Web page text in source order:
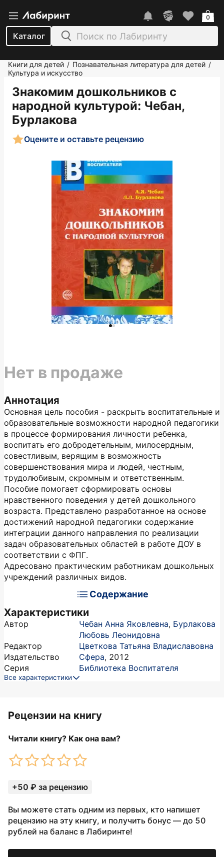
Каталог
0
Книги для детей / Познавательная литература для детей /
Культура и искусство
Знакомим дошкольников с
народной культурой: Чебан,
Бурлакова
Оцените и оставьте рецензию
Аннотация
Основная цель пособия - раскрыть воспитательные и
образовательные возможности народной педагогики
в процессе формирования личности ребенка,
воспитать его добродетельным, милосердным,
совестливым, верящим в возможность
совершенствования мира и людей, честным,
трудолюбивым, скромным и ответственным.
Пособие помогает сформировать основы
нравственного поведения у детей дошкольного
возраста. Представлено разработанное на основе
достижений народной педагогики содержание
интеграции данного направления по реализации
задач образовательных областей в работе ДОУ в
соответствии с ФПГ.
Адресовано практическим работникам дошкольных
учреждений различных видов.
Содержание
Характеристики
Автор Чебан Анна Яковлевна, Бурлакова
Любовь Леонидовна
Редактор
Цветкова Татьяна Владиславовна
Издательство
Сфера, 2012
Серия
Библиотека Воспитателя
Все характеристики
Нет в продаже
Рецензии на книгу
Читали книгу? Как она вам?
+50 ₽ за рецензию
Вы можете стать одним из первых, кто напишет
рецензию на эту книгу, и получить бонус — до 50
рублей на баланс в Лабиринте!